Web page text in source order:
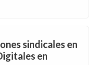
sindicales en
en